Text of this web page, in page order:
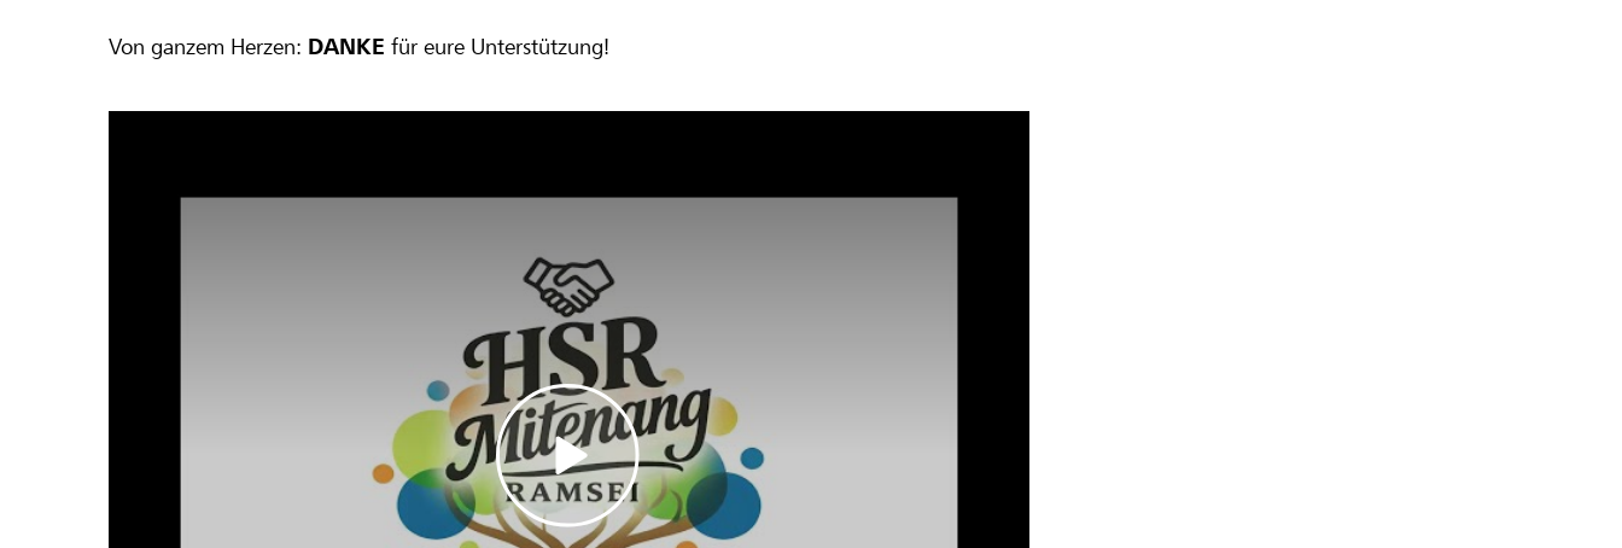
Von ganzem Herzen: DANKE für eure Unterstützung!